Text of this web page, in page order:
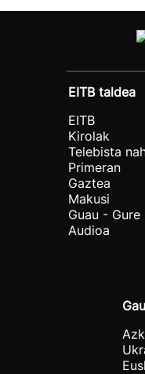
EITB taldea
EITB
Kirolak
Telebista
Primeran
Gaztea
Makusi
Guau - Gure
Audioa